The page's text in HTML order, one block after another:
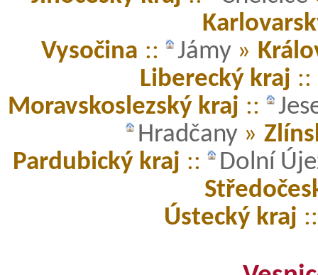
Vysočina :: Jámy »
Liberecký kraj ::
Moravskoslezský kraj ::
Hradčany »
Pardubický kraj ::
Dolní
Ústecký kraj